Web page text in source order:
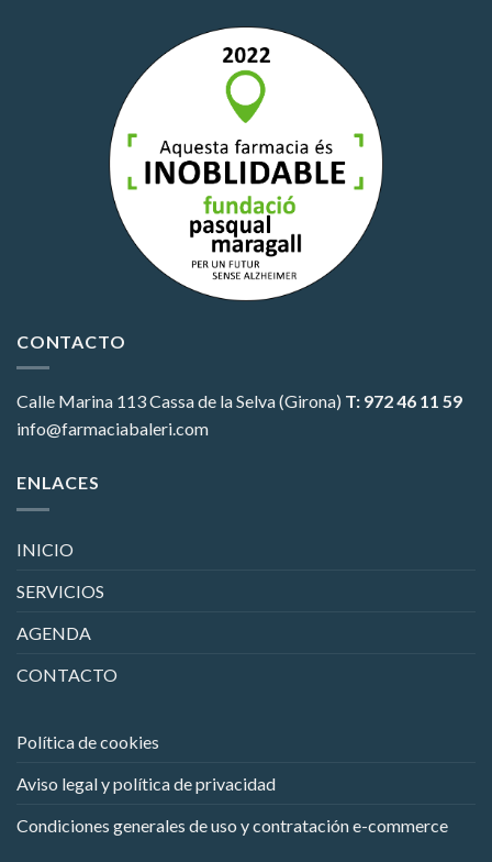
CONTACTO
Calle Marina 113Cassa de la Selva (Girona) T: 972 46 11 59
info@farmaciabaleri.com
ENLACES
INICIO
SERVICIOS
AGENDA
CONTACTO
Política de cookies
Aviso legal y política de privacidad
Condiciones generales de uso y contratación e-commerce